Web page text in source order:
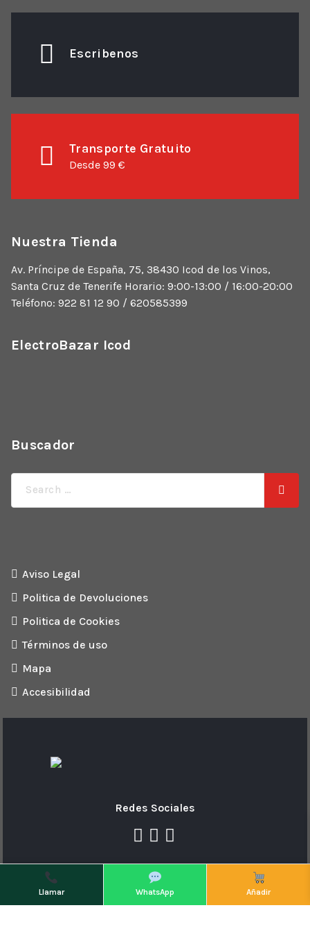
Escribenos
Transporte Gratuito
Desde 99 €
Nuestra Tienda
Av. Príncipe de España, 75, 38430 Icod de los Vinos,
Santa Cruz de Tenerife Horario: 9:00-13:00 / 16:00-20:00
Teléfono: 922 81 12 90 / 620585399
ElectroBazar Icod
Buscador
Aviso Legal
Politica de Devoluciones
Politica de Cookies
Términos de uso
Mapa
Accesibilidad
Redes Sociales
Copyright © 2026 ELECTRO BAZAR ICOD
Llamar WhatsApp Añadir